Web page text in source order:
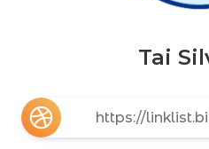
Tai
https://